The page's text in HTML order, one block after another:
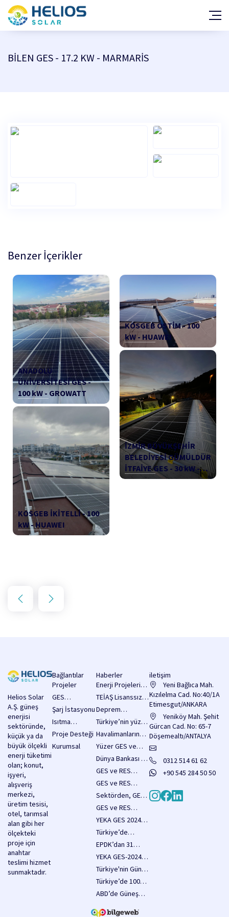
Araç Şarj İstasyonu Projeleri
Hakkımızda
Yatırım Fayda/Maliyet Hesabı
BİLEN GES - 17.2 KW - MARMARİS
Benzer İçerikler
ANADOLU
ÜNİVERSİTESİ GES -
100 kW - GROWATT
KOSGEB İKİTELLİ - 100
kW - HUAWEI
KOSGEB OSTİM - 100
kW - HUAWEI
İZMİR BÜYÜKŞEHİR
BELEDİYESİ GÜMÜLDÜR
İTFAİYE GES - 30 kW -
HUAWEI
Helios Solar
A.Ş. güneş
enerjisi
sektöründe,
küçük ya da
büyük ölçekli
enerji tüketimi
olan; konut,
işyeri,
alışveriş
merkezi,
üretim tesisi,
otel, tarımsal
alan gibi her
ölçekteki
proje için
anahtar
teslimi hizmet
sunmaktadır.
Bağlantılar
Projeler
GES
Sistemleri
Şarj İstasyonu
Isıtma
Sistemleri
Proje Desteği
Kurumsal
Haberler
Enerji Projelerine
2 Milyar Dolarlık
Sağlanacak!
TEİAŞ Lisanssız
Elektrik Üretimi
Başvuruları İçin
3.750 MW’lık
Kapasite Hakkı
Duyurusu
Yayımladı
Deprem
Bölgesinde
Enerji
Yatırımlarına
Destekler Arttı,
Yatırımların Önü
Türkiye’nin yüzer
GES potansiyeli
hesaplanıyor
Havalimanlarında
enerji verimliliği
enerjisi
santralleri
yaygınlaştırılacak
Yüzer GES ve
RES Hakkında
İçeren Kanun
Teklifi Pazartesi
Meclise
Sunulacak
Dünya Bankası 18
Milyar Dolar
Sağlayacak
GES ve RES
tesislerine
denetimi
muafiyeti
sağlayan önemli
düzenlemeler,
Köy Kanunu
teklifi
kapsamında
yasalaştı
GES ve RES
projeleri için
kamulaştırma
kararları
duyuruldu
Sektörden, GES
kapasitesinin 5
megavatı aşması
hedefine tam
destek
GES ve RES
Yatırımlarında
Muafiyeti Resmi
Olarak Yürürlükte
YEKA GES 2024
ihale şartnamesi
Türkiye’de
2025’in İlk Sekiz
Güneş Enerjisi
Kapasitesi
Eklendi
EPDK’dan 31
Ocak 2025 Tarihi
Raporları
Duyurusu
YEKA GES-2024
ve YEKA RES-
Zeyilnamelerinde
Önemli
Türkiye'nin Güneş
Enerjisi Hedefleri
20.000 MW’a
Ulaşıyor
Türkiye’de 100
MW Güneş
Santraline 65
ABD’de Güneş
Otlatma Hızla
iletişim
Yeni Bağlıca Mah.
Kızılelma Cad. No:40/1A
Etimesgut/ANKARA
Yeniköy Mah. Şehit
Gürcan Cad. No: 65-7
Döşemealtı/ANTALYA
info@heliossolar.com.tr
0312 514 61 62
+90 545 284 50 50